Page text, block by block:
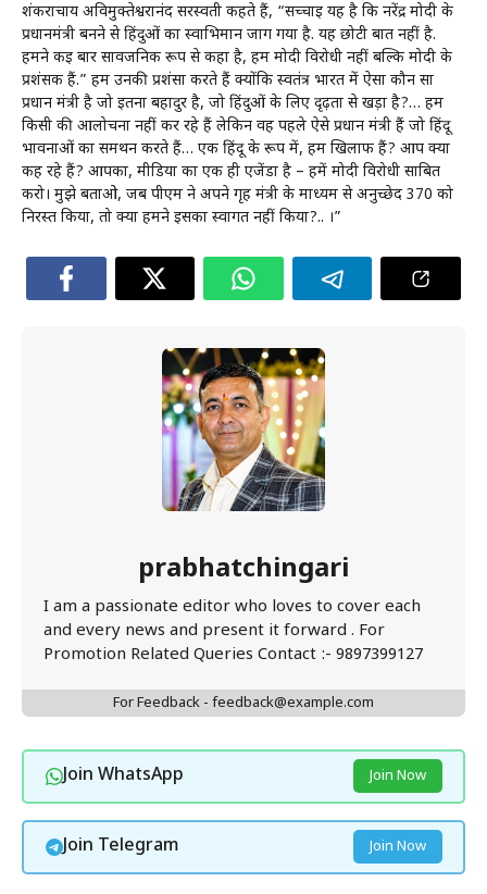
शंकराचार्य अविमुक्तेश्वरानंद सरस्वती कहते हैं, “सच्चाई यह है कि नरेंद्र मोदी के
प्रधानमंत्री बनने से हिंदुओं का स्वाभिमान जाग गया है. यह छोटी बात नहीं है.
हमने कई बार सार्वजनिक रूप से कहा है, हम मोदी विरोधी नहीं बल्कि मोदी के
प्रशंसक हैं.” हम उनकी प्रशंसा करते हैं क्योंकि स्वतंत्र भारत में ऐसा कौन सा
प्रधान मंत्री है जो इतना बहादुर है, जो हिंदुओं के लिए दृढ़ता से खड़ा है?… हम
किसी की आलोचना नहीं कर रहे हैं लेकिन वह पहले ऐसे प्रधान मंत्री हैं जो हिंदू
भावनाओं का समर्थन करते हैं… एक हिंदू के रूप में, हम खिलाफ हैं? आप क्या
कह रहे हैं? आपका, मीडिया का एक ही एजेंडा है – हमें मोदी विरोधी साबित
करो। मुझे बताओ, जब पीएम ने अपने गृह मंत्री के माध्यम से अनुच्छेद 370 को
निरस्त किया, तो क्या हमने इसका स्वागत नहीं किया?.. ।”
prabhatchingari
I am a passionate editor who loves to cover each
and every news and present it forward . For
Promotion Related Queries Contact :- 9897399127
For Feedback - feedback@example.com
Join WhatsApp Join Now
Join Telegram Join Now